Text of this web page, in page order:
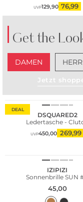
UVP129,90 76,99
Get the
DAMEN
Jetzt
DEAL
DSQUARED2
Ledertasche -
UVP450,00 269,99
IZIPIZI
Sonnenbrille SUN
45,00